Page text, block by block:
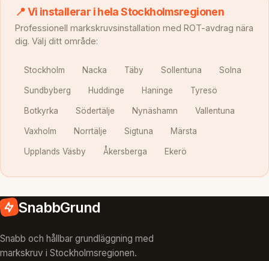
📍 Vi installerar i hela Stockholmsregionen
Professionell markskruvsinstallation med ROT-avdrag nära
dig. Välj ditt område:
Stockholm Nacka Täby Sollentuna Solna
Sundbyberg Huddinge Haninge Tyresö
Botkyrka Södertälje Nynäshamn Vallentuna
Vaxholm Norrtälje Sigtuna Märsta
Upplands Väsby Åkersberga Ekerö
SnabbGrund
Snabb och hållbar grundläggning med
markskruv i Stockholmsregionen.